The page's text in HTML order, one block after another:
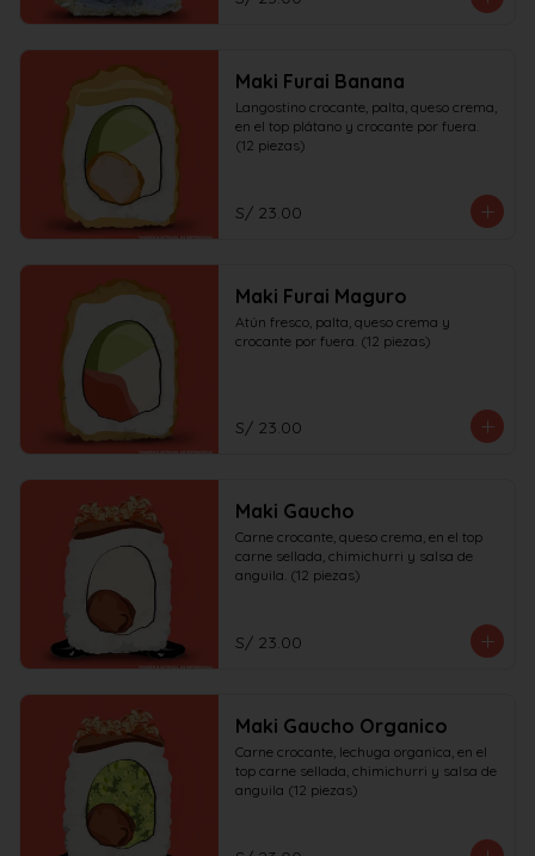
Maki Furai Banana
Langostino crocante, palta, queso crema,
en el top plátano y crocante por fuera.
(12 piezas)
S/ 23.00
Maki Furai Maguro
Atún fresco, palta, queso crema y
crocante por fuera. (12 piezas)
S/ 23.00
Maki Gaucho
Carne crocante, queso crema, en el top
carne sellada, chimichurri y salsa de
anguila. (12 piezas)
S/ 23.00
Maki Gaucho Organico
Carne crocante, lechuga organica, en el
top carne sellada, chimichurri y salsa de
anguila (12 piezas)